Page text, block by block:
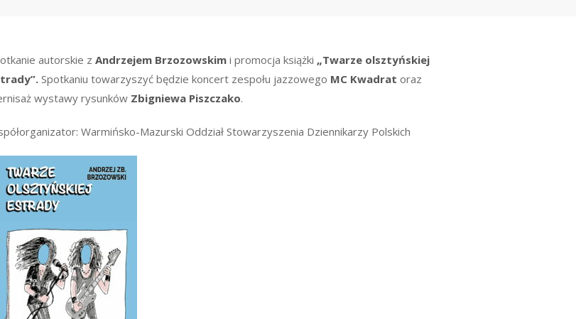
autorskie zAndrzejem Brzozowskim i promocja książki „Twarze olsztyńskiej
Spotkaniu towarzyszyć będzie koncert zespołu jazzowego MC Kwadratoraz
wystawy rysunków Zbigniewa Piszczako.
Warmińsko-Mazurski Oddział Stowarzyszenia Dziennikarzy Polskich